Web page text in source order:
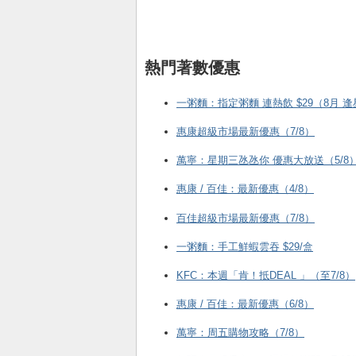
熱門著數優惠
一粥麵：指定粥麵 連熱飲 $29（8月 逢
惠康超級市場最新優惠（7/8）
萬寧：星期三氹氹你 優惠大放送（5/8）
惠康 / 百佳：最新優惠（4/8）
百佳超級市場最新優惠（7/8）
一粥麵：手工鮮蝦雲吞 $29/盒
KFC ：本週「肯！抵DEAL 」（至7/8）
惠康 / 百佳：最新優惠（6/8）
萬寧：周五購物攻略（7/8）